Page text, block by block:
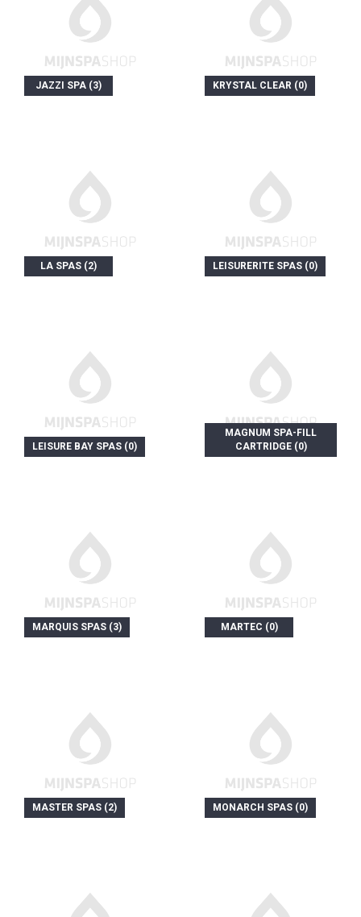
JAZZI SPA (3) KRYSTAL CLEAR (0)
LA SPAS (2) LEISURERITE SPAS (0)
LEISURE BAY SPAS (0)
MAGNUM SPA-FILL
CARTRIDGE (0)
MARQUIS SPAS (3) MARTEC (0)
MASTER SPAS (2) MONARCH SPAS (0)